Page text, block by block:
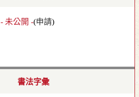
- 未公開 -(申請)
書法字彙